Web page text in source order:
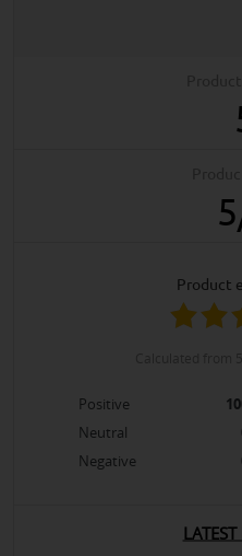
5
product
Positive
Neutral
Negative
LATEST